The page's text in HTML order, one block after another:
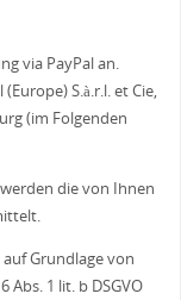
via PayPal an.
S.à.r.l. et Cie,
(im Folgenden
die von Ihnen
Grundlage von
Abs. 1 lit. b DSGVO